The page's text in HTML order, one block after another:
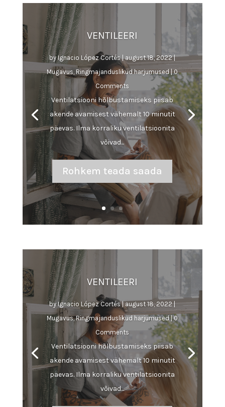
VENTILEERI
byIgnacio López Cortés|august 18, 2022|
Mugavus, Ringmajanduslikud harjumused| 0
Comments
Ventilatsiooni hõlbustamiseks piisab
akende avamisest vähemalt 10 minutit
päevas. Ilma korraliku ventilatsioonita
võivad...
Rohkem teada saada
VENTILEERI
byIgnacio López Cortés| august 18, 2022|
Mugavus,Ringmajanduslikud harjumused| 0
Comments
Ventilatsiooni hõlbustamiseks piisab
akende avamisest vähemalt 10 minutit
päevas. Ilma korraliku ventilatsioonita
võivad...